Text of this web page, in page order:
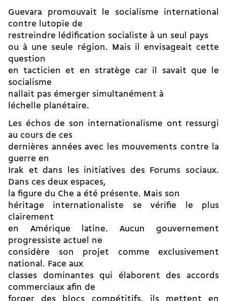
Guevara promouvait le socialisme international
contre lutopie de
restreindre lédification socialiste à un seul pays
ou à une seule région. Mais il envisageait cette
question
en tacticien et en stratège car il savait que le
socialisme
nallait pas émerger simultanément à
léchelle planétaire.
Les échos de son internationalisme ont ressurgi
au cours de ces
dernières années avec les mouvements contre la
guerre en
Irak et dans les initiatives des Forums sociaux.
Dans ces deux espaces,
la figure du Che a été présente. Mais son
héritage internationaliste se vérifie le plus
clairement
en Amérique latine. Aucun gouvernement
progressiste actuel ne
considère son projet comme exclusivement
national. Face aux
classes dominantes qui élaborent des accords
commerciaux afin de